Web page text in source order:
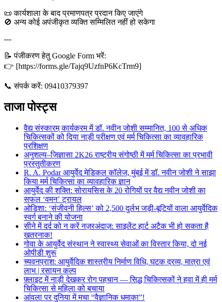
📜 कार्यशाला के बाद प्रमाणपत्र प्रदान किए जाएंगे
🚫 अन्य कोई अपंजीकृत व्यक्ति सम्मिलित नहीं हो सकेगा
---
📝 पंजीकरण हेतु Google Form भरें:
👉 [https://forms.gle/Tajq9UzfnP6KcTrm9]
📞 संपर्क करें: 09410379397
ताजा पोस्ट्स
वैद्य संस्कारम् कार्यक्रम में डॉ. नवीन जोशी सम्मानित, 100 से अधिक
चिकित्सकों को दिया नाड़ी परीक्षण एवं मर्म चिकित्सा का व्यावहारिक
प्रशिक्षण
अनुशल्य–जिज्ञासा 2K26 राष्ट्रीय संगोष्ठी में मर्म चिकित्सा का प्रभावी
प्रस्तुतीकरण
R. A. Podar आयुर्वेद मेडिकल कॉलेज, मुंबई में डॉ. नवीन जोशी ने साझा
किया मर्म चिकित्सा का व्यावहारिक ज्ञान
आयुर्वेद की शक्ति: सोरायसिस के 20 रोगियों पर वैद्य नवीन जोशी का
सफल ‘वमन’ ट्रायल
ओडिशा: ‘संजीवनी हिल्स’ को 2,500 दुर्लभ जड़ी-बूटियों वाला आयुर्वेदिक
स्वर्ग बनाने की योजना
सीने में दर्द को न करें नज़रअंदाज़: साइलेंट हार्ट अटैक भी हो सकता है
खतरनाक!
गोवा के आयुर्वेद संस्थान ने स्वास्थ्य सेवाओं का विस्तार किया, दो नई
ओपीडी शुरू
च्यवनप्राश: आयुर्वेदिक शास्त्रीय निर्माण विधि, घटक द्रव्य, मात्रा एवं
लाभ | रसायन कल्प
फ़्लाइट में नाड़ी देखकर रोग पहचान — सिद्ध चिकित्सकों ने हवा में ही मर्म
चिकित्सा से महिला को बचाया
आंवला पर दुनिया में मचा “वैज्ञानिक धमाका”!